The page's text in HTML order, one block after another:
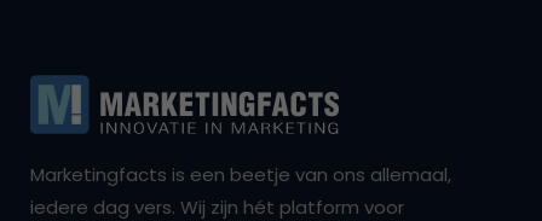
Marketingfacts is een beetje van ons allemaal,
iedere dag vers. Wij zijn hét platform voor